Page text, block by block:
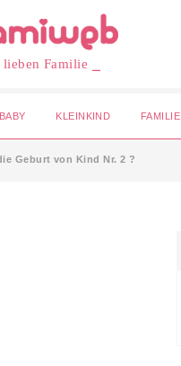
lieben Familie ⎯
BABY KLEINKIND FAMILIE
Geburt von Kind Nr. 2 ?